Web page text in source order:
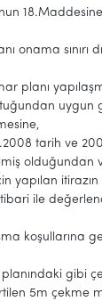
onama sınırı
planı
uygun
tarih ve
olduğundan
yapılan
ile
koşullarına
gibi
5m çekme